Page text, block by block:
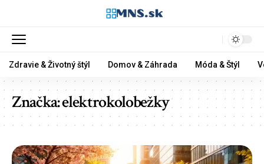
Zdravie & Životný štýl Domov & Záhrada Móda & Štýl
Značka:elektrokolobežky